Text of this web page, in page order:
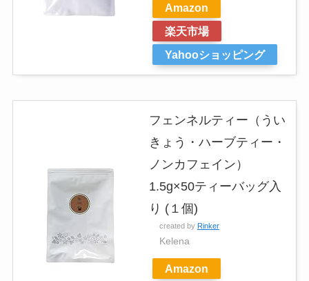
Amazon
楽天市場
Yahooショッピング
フェンネルティー（うい
きょう・ハーブティー・
ノンカフェイン）
1.5g×50ティーバッグ入
り (１個)
created by Rinker
Kelena
Amazon